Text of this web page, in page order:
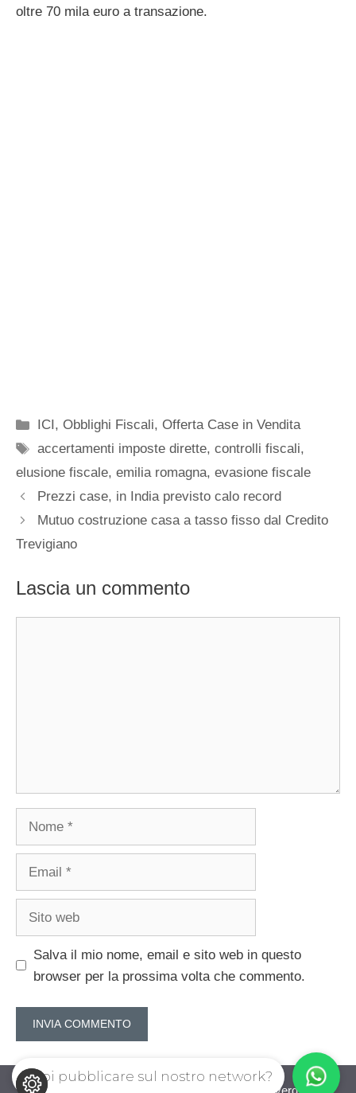
oltre 70 mila euro a transazione.
Categorie
ICI, Obblighi Fiscali,Offerta Case in Vendita
Tag
accertamenti imposte dirette,controlli fiscali,
elusione fiscale, emilia romagna, evasione fiscale
Prezzi case, in India previsto calo record
Mutuo costruzione casa a tasso fisso dal Credito
Trevigiano
Lascia un commento
Nome
Email
Sito
Salva il mio nome, email e sito web in questo
browser per la prossima volta che commento.
Vuoi pubblicare sul nostro network?